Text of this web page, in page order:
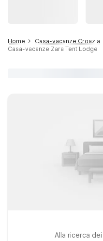
Home Casa-vacanze Croazia
Casa-vacanze Zara Tent Lodge
Alla ricerca